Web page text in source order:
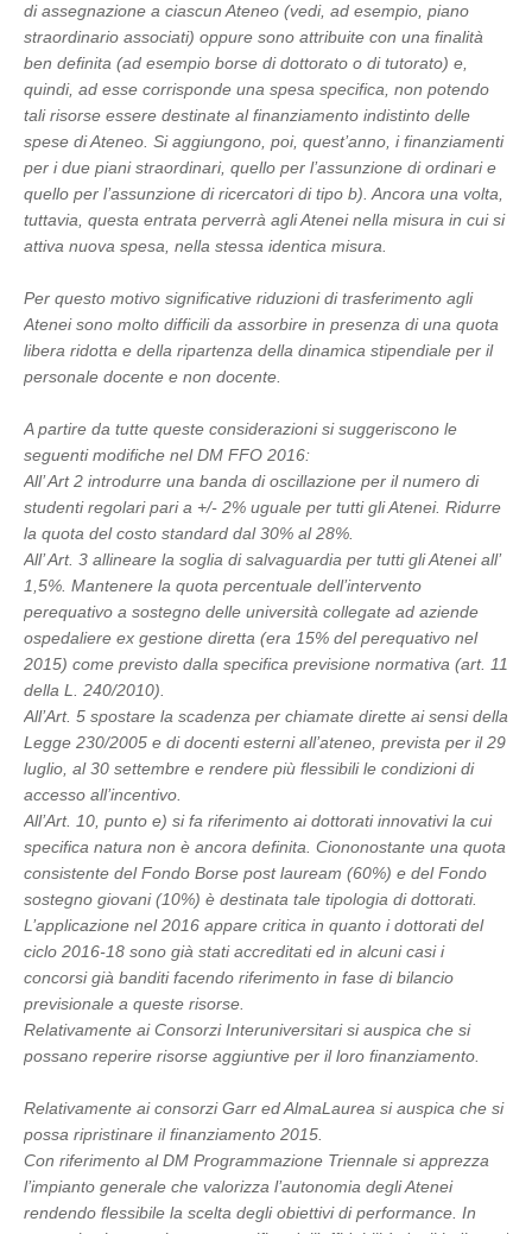
di assegnazione a ciascun Ateneo (vedi, ad esempio, piano
straordinario associati) oppure sono attribuite con una finalità
ben definita (ad esempio borse di dottorato o di tutorato) e,
quindi, ad esse corrisponde una spesa specifica, non potendo
tali risorse essere destinate al finanziamento indistinto delle
spese di Ateneo. Si aggiungono, poi, quest’anno, i finanziamenti
per i due piani straordinari, quello per l’assunzione di ordinari e
quello per l’assunzione di ricercatori di tipo b). Ancora una volta,
tuttavia, questa entrata perverrà agli Atenei nella misura in cui si
attiva nuova spesa, nella stessa identica misura.
Per questo motivo significative riduzioni di trasferimento agli
Atenei sono molto difficili da assorbire in presenza di una quota
libera ridotta e della ripartenza della dinamica stipendiale per il
personale docente e non docente.
A partire da tutte queste considerazioni si suggeriscono le
seguenti modifiche nel DM FFO 2016:
All’ Art 2 introdurre una banda di oscillazione per il numero di
studenti regolari pari a +/- 2% uguale per tutti gli Atenei. Ridurre
la quota del costo standard dal 30% al 28%.
All’ Art. 3 allineare la soglia di salvaguardia per tutti gli Atenei all’
1,5%. Mantenere la quota percentuale dell’intervento
perequativo a sostegno delle università collegate ad aziende
ospedaliere ex gestione diretta (era 15% del perequativo nel
2015) come previsto dalla specifica previsione normativa (art. 11
della L. 240/2010).
All’Art. 5 spostare la scadenza per chiamate dirette ai sensi della
Legge 230/2005 e di docenti esterni all’ateneo, prevista per il 29
luglio, al 30 settembre e rendere più flessibili le condizioni di
accesso all’incentivo.
All’Art. 10, punto e) si fa riferimento ai dottorati innovativi la cui
specifica natura non è ancora definita. Ciononostante una quota
consistente del Fondo Borse post lauream (60%) e del Fondo
sostegno giovani (10%) è destinata tale tipologia di dottorati.
L’applicazione nel 2016 appare critica in quanto i dottorati del
ciclo 2016-18 sono già stati accreditati ed in alcuni casi i
concorsi già banditi facendo riferimento in fase di bilancio
previsionale a queste risorse.
Relativamente ai Consorzi Interuniversitari si auspica che si
possano reperire risorse aggiuntive per il loro finanziamento.
Relativamente ai consorzi Garr ed AlmaLaurea si auspica che si
possa ripristinare il finanziamento 2015.
Con riferimento al DM Programmazione Triennale si apprezza
l’impianto generale che valorizza l’autonomia degli Atenei
rendendo flessibile la scelta degli obiettivi di performance. In